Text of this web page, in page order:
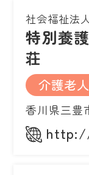
社会福祉法
特別養
荘
介護老
香川県三豊
http://